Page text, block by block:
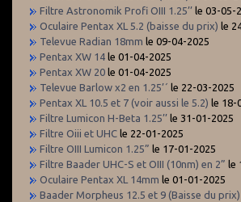
Filtre Astronomik Profi OIII 1.25’’ le 03-05-
Oculaire Pentax XL 5.2 (baisse du prix) le
Televue Radian 18mm le 09-04-2025
Pentax XW 14 le 01-04-2025
Pentax XW 20 le 01-04-2025
Televue Barlow x2 en 1.25’´ le 22-03-2025
Pentax XL 10.5 et 7 (voir aussi le 5.2) le 18-
Filtre Lumicon H-Beta 1.25’’ le 31-01-2025
Filtre Oiii et UHC le 22-01-2025
Filtre OIII Lumicon 1.25” le 17-01-2025
Filtre Baader UHC-S et OIII (10nm) en 2” le
Oculaire Pentax XL 14mm le 01-01-2025
Baader Morpheus 12.5 et 9 (Baisse du prix)